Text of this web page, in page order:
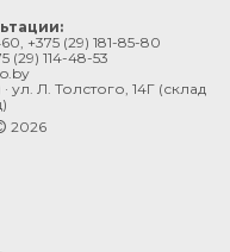
+375 (29) 181-85-80
(29) 114-48-53
ул. Л. Толстого, 14Г (склад
2026